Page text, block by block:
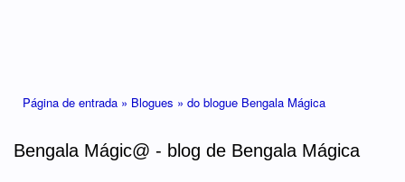
Página de entrada » Blogues » do blogue Bengala Mágica
Bengala Mágic@ - blog de Bengala Mágica